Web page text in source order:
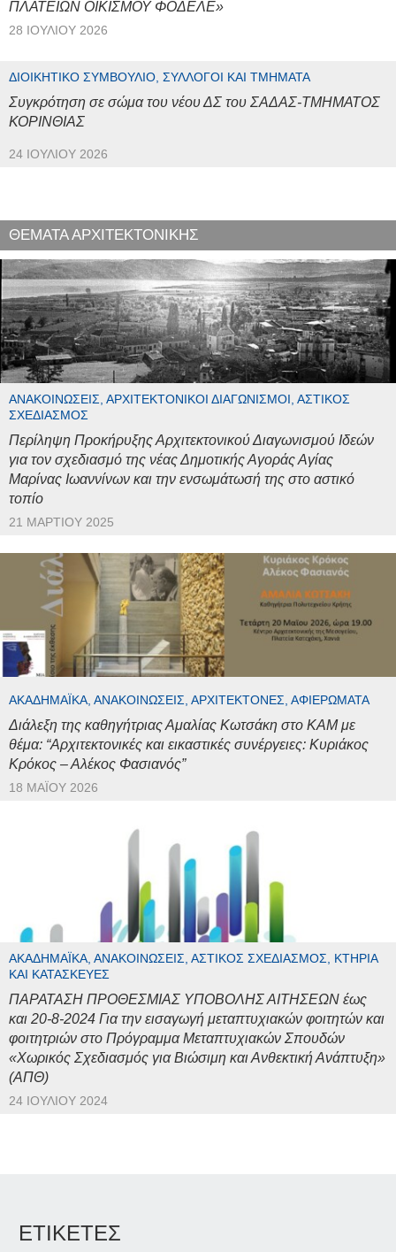
ΠΛΑΤΕΙΩΝ ΟΙΚΙΣΜΟΥ ΦΟΔΕΛΕ»
28 ΙΟΥΛΊΟΥ 2026
ΔΙΟΙΚΗΤΙΚΌ ΣΥΜΒΟΎΛΙΟ, ΣΎΛΛΟΓΟΙ ΚΑΙ ΤΜΉΜΑΤΑ
Συγκρότηση σε σώμα του νέου ΔΣ του ΣΑΔΑΣ-ΤΜΗΜΑΤΟΣ
ΚΟΡΙΝΘΙΑΣ
24 ΙΟΥΛΊΟΥ 2026
ΘΕΜΑΤΑ ΑΡΧΙΤΕΚΤΟΝΙΚΗΣ
ΑΝΑΚΟΙΝΏΣΕΙΣ, ΑΡΧΙΤΕΚΤΟΝΙΚΟΊ ΔΙΑΓΩΝΙΣΜΟΊ, ΑΣΤΙΚΌΣ
ΣΧΕΔΙΑΣΜΌΣ
Περίληψη Προκήρυξης Αρχιτεκτονικού Διαγωνισμού Ιδεών
για τον σχεδιασμό της νέας Δημοτικής Αγοράς Αγίας
Μαρίνας Ιωαννίνων και την ενσωμάτωσή της στο αστικό
τοπίο
21 ΜΑΡΤΊΟΥ 2025
ΑΚΑΔΗΜΑΪΚΆ, ΑΝΑΚΟΙΝΏΣΕΙΣ, ΑΡΧΙΤΈΚΤΟΝΕΣ, ΑΦΙΕΡΏΜΑΤΑ
Διάλεξη της καθηγήτριας Αμαλίας Κωτσάκη στο ΚΑΜ με
θέμα: “Αρχιτεκτονικές και εικαστικές συνέργειες: Κυριάκος
Κρόκος – Αλέκος Φασιανός”
18 ΜΑΪ́ΟΥ 2026
ΑΚΑΔΗΜΑΪΚΆ, ΑΝΑΚΟΙΝΏΣΕΙΣ, ΑΣΤΙΚΌΣ ΣΧΕΔΙΑΣΜΌΣ, ΚΤΉΡΙΑ
ΚΑΙ ΚΑΤΑΣΚΕΥΈΣ
ΠΑΡΑΤΑΣΗ ΠΡΟΘΕΣΜΙΑΣ ΥΠΟΒΟΛΗΣ ΑΙΤΗΣΕΩΝ έως
και 20-8-2024 Για την εισαγωγή μεταπτυχιακών φοιτητών και
φοιτητριών στο Πρόγραμμα Μεταπτυχιακών Σπουδών
«Χωρικός Σχεδιασμός για Βιώσιμη και Ανθεκτική Ανάπτυξη»
(ΑΠΘ)
24 ΙΟΥΛΊΟΥ 2024
ΕΤΙΚΕΤΕΣ